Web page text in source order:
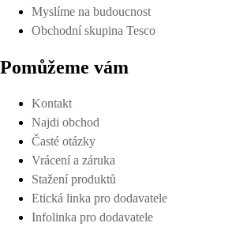
Myslíme na budoucnost
Obchodní skupina Tesco
Pomůžeme vám
Kontakt
Najdi obchod
Časté otázky
Vrácení a záruka
Stažení produktů
Etická linka pro dodavatele
Infolinka pro dodavatele